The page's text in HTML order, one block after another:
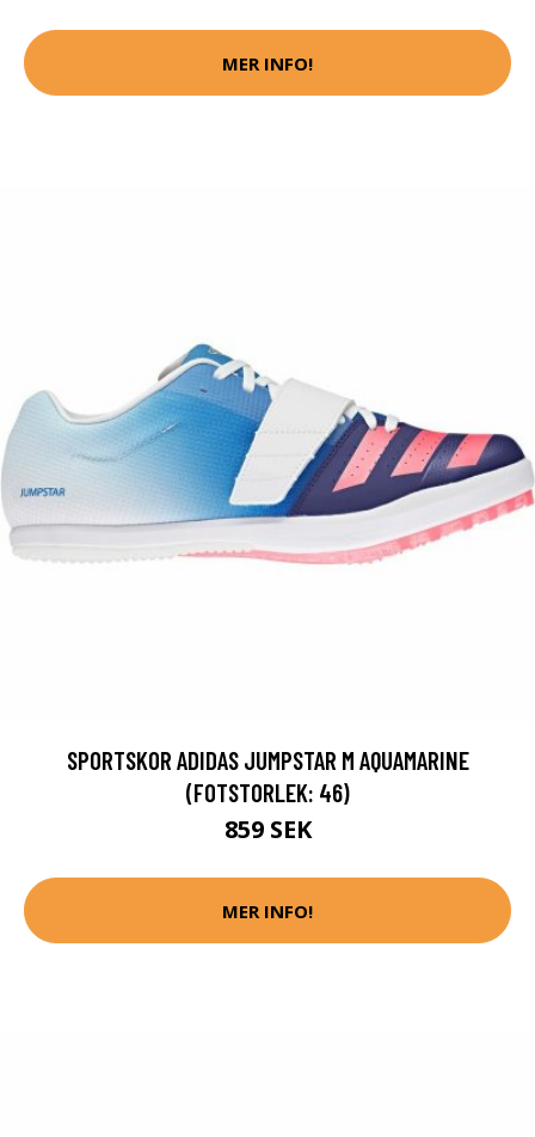
MER INFO!
SPORTSKOR ADIDAS JUMPSTAR M AQUAMARINE
(FOTSTORLEK: 46)
859 SEK
MER INFO!